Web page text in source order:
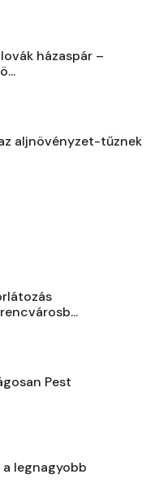
házaspár –
aljnövényzet-tűznek
Pest
legnagyobb